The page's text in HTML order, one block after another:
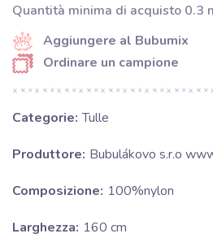
Quantità minima di acquisto 0.3
Aggiungere al Bubumix
Ordinare un campione
Categorie: Tulle
Produttore: Bubulákovo s.r.o
Composizione: 100%nylon
Larghezza: 160 cm